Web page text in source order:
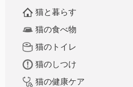
猫と暮らす
猫の食べ物
猫のトイレ
猫のしつけ
猫の健康ケア